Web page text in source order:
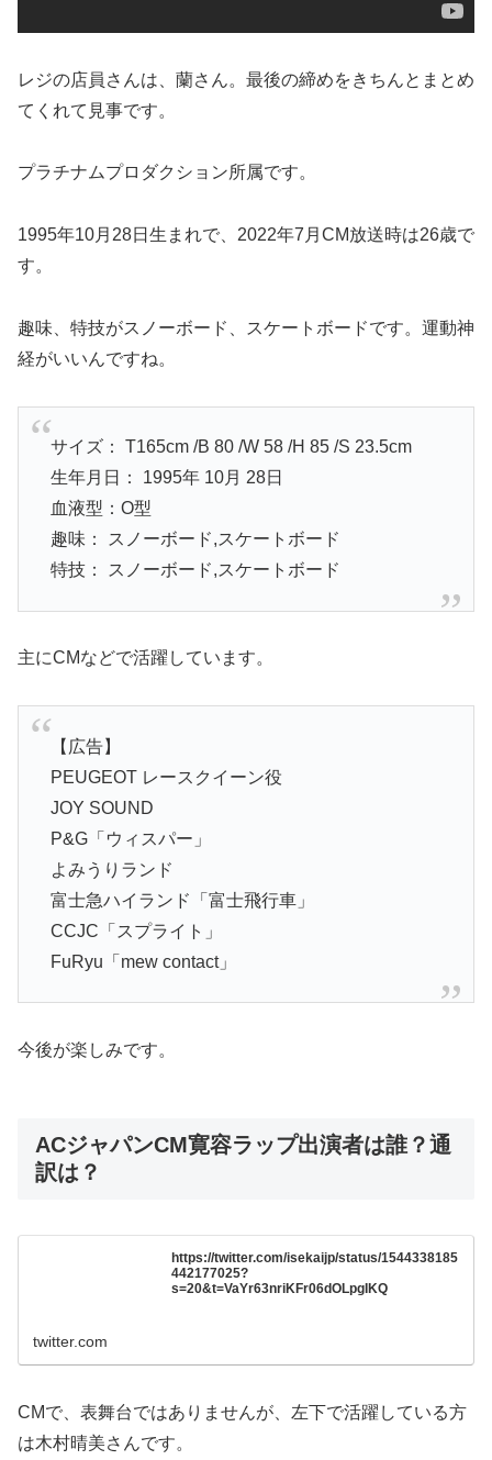
レジの店員さんは、蘭さん。最後の締めをきちんとまとめ
てくれて見事です。
プラチナムプロダクション所属です。
1995年10月28日生まれで、2022年7月CM放送時は26歳で
す。
趣味、特技がスノーボード、スケートボードです。運動神
経がいいんですね。
サイズ： T165cm /B 80 /W 58 /H 85 /S 23.5cm
生年月日： 1995年 10月 28日
血液型：O型
趣味： スノーボード,スケートボード
特技： スノーボード,スケートボード
主にCMなどで活躍しています。
【広告】
PEUGEOT レースクイーン役
JOY SOUND
P&G「ウィスパー」
よみうりランド
富士急ハイランド「富士飛行車」
CCJC「スプライト」
FuRyu「mew contact」
今後が楽しみです。
ACジャパンCM寛容ラップ出演者は誰？通
訳は？
https://twitter.com/isekaijp/status/1544338185
442177025?
s=20&t=VaYr63nriKFr06dOLpgIKQ
twitter.com
CMで、表舞台ではありませんが、左下で活躍している方
は木村晴美さんです。